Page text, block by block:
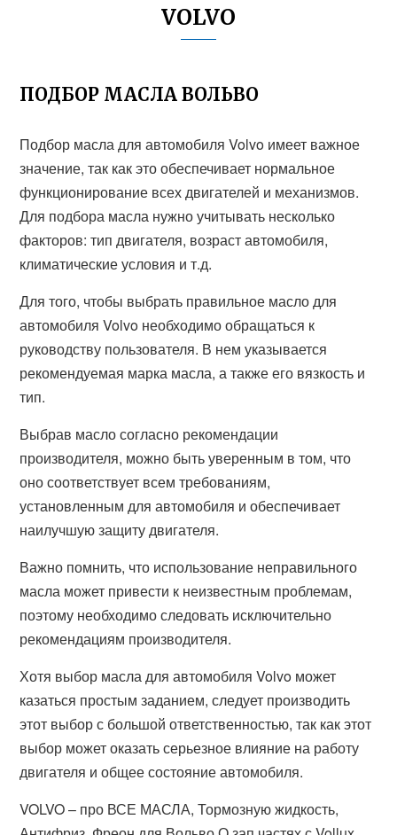
VOLVO
ПОДБОР МАСЛА ВОЛЬВО
Подбор масла для автомобиля Volvo имеет важное
значение, так как это обеспечивает нормальное
функционирование всех двигателей и механизмов.
Для подбора масла нужно учитывать несколько
факторов: тип двигателя, возраст автомобиля,
климатические условия и т.д.
Для того, чтобы выбрать правильное масло для
автомобиля Volvo необходимо обращаться к
руководству пользователя. В нем указывается
рекомендуемая марка масла, а также его вязкость и
тип.
Выбрав масло согласно рекомендации
производителя, можно быть уверенным в том, что
оно соответствует всем требованиям,
установленным для автомобиля и обеспечивает
наилучшую защиту двигателя.
Важно помнить, что использование неправильного
масла может привести к неизвестным проблемам,
поэтому необходимо следовать исключительно
рекомендациям производителя.
Хотя выбор масла для автомобиля Volvo может
казаться простым заданием, следует производить
этот выбор с большой ответственностью, так как этот
выбор может оказать серьезное влияние на работу
двигателя и общее состояние автомобиля.
VOLVO – про ВСЕ МАСЛА, Тормозную жидкость,